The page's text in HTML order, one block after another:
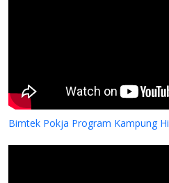
Bimtek Pokja Program Kampung